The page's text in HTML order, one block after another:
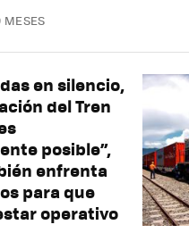
MESES
en silencio,
del Tren
posible”,
enfrenta
para que
operativo